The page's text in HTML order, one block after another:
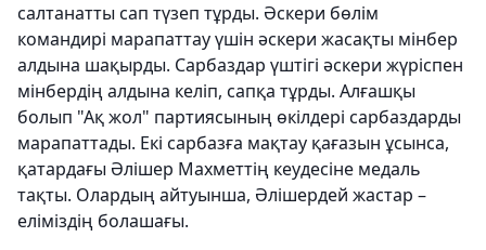
салтанатты сап түзеп тұрды. Әскери бөлім
командирі марапаттау үшін әскери жасақты мінбер
алдына шақырды. Сарбаздар үштігі әскери жүріспен
мінбердің алдына келіп, сапқа тұрды. Алғашқы
болып "Ақ жол" партиясының өкілдері сарбаздарды
марапаттады. Екі сарбазға мақтау қағазын ұсынса,
қатардағы Әлішер Махметтің кеудесіне медаль
тақты. Олардың айтуынша, Әлішердей жастар –
еліміздің болашағы.